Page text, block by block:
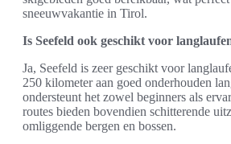
sneeuwvakantie in Tirol.
Is Seefeld ook geschikt voor
Ja, Seefeld is zeer geschikt voor
250 kilometer aan goed onderhouden
ondersteunt het zowel beginners als
routes bieden bovendien schitterende
omliggende bergen en bossen.